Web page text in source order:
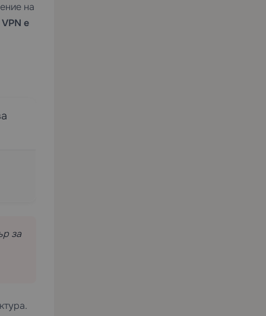
на
VPN е
за